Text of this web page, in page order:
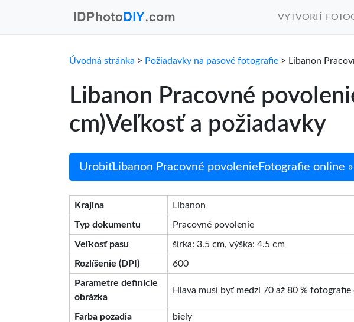
VYTVORIŤ
Úvodná stránka > Požiadavky na pasové fotografie > Libanon
Libanon Pracovné
cm)Veľkosť a požiadavky
UrobiťLibanon Pracovné povolenieFotografie online »
Krajina Libanon
Typ dokumentu Pracovné povolenie
Veľkosť pasu šírka: 3.5 cm, výška: 4.5 cm
Rozlíšenie (DPI) 600
Parametre definície
obrázka
Hlava musí byť medzi 70 až 80 %
Farba pozadia biely